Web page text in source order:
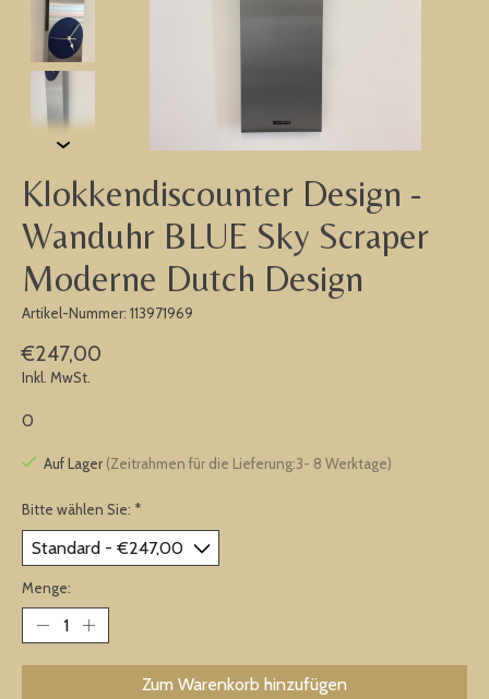
Klokkendiscounter Design -
Wanduhr BLUE Sky Scraper
Moderne Dutch Design
Artikel-Nummer: 113971969
€247,00
Inkl. MwSt.
0
Auf Lager (Zeitrahmen für die Lieferung:3- 8 Werktage)
Bitte wählen Sie: *
Menge:
Zum Warenkorb hinzufügen